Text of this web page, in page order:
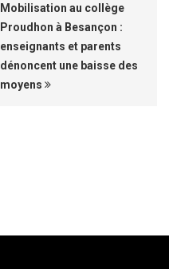
Mobilisation au collège
Proudhon à Besançon :
enseignants et parents
dénoncent une baisse des
moyens